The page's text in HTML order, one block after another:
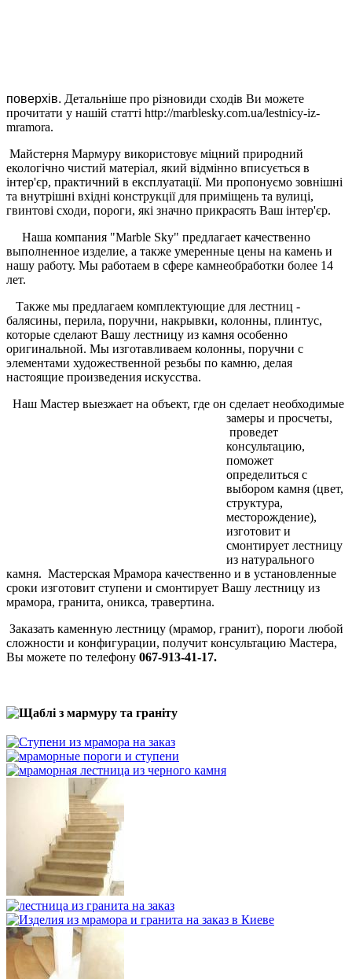
поверхів. Детальніше про різновиди сходів Ви можете
прочитати у нашій статті http://marblesky.com.ua/lestnicy-iz-
mramora.
Майстерня Мармуру використовує міцний природний
екологічно чистий матеріал, який відмінно вписується в
інтер'єр, практичний в експлуатації. Ми пропонуємо зовнішні
та внутрішні вхідні конструкції для приміщень та вулиці,
гвинтові сходи, пороги, які значно прикрасять Ваш інтер'єр.
Наша компания "Marble Sky" предлагает качественно
выполненное изделие, а также умеренные цены на камень и
нашу работу. Мы работаем в сфере камнеобработки более 14
лет.
Также мы предлагаем комплектующие для лестниц -
балясины, перила, поручни, накрывки, колонны, плинтус,
которые сделают Вашу лестницу из камня особенно
оригинальной. Мы изготавливаем колонны, поручни с
элементами художественной резьбы по камню, делая
настоящие произведения искусства.
Наш Мастер выезжает на объект, где он сделает необходимые
замеры и просчеты,
проведет
консультацию,
поможет
определиться с
выбором камня (цвет,
структура,
месторождение),
изготовит и
смонтирует лестницу
из натурального
камня. Мастерская Мрамора качественно и в установленные
сроки изготовит ступени и смонтирует Вашу лестницу из
мрамора, гранита, оникса, травертина.
Заказать каменную лестницу (мрамор, гранит), пороги любой
сложности и конфигурации, получит консультацию Мастера,
Вы можете по телефону 067-913-41-17.